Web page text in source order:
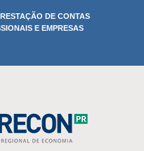
DE CONTAS
E EMPRESAS